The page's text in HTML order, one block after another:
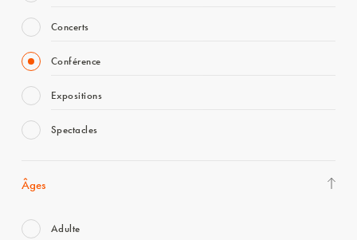
Concerts
Conférence
Expositions
Spectacles
Âges
Adulte